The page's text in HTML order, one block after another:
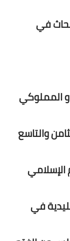
في
و المملوكي
والتاسع
الإسلامي
في